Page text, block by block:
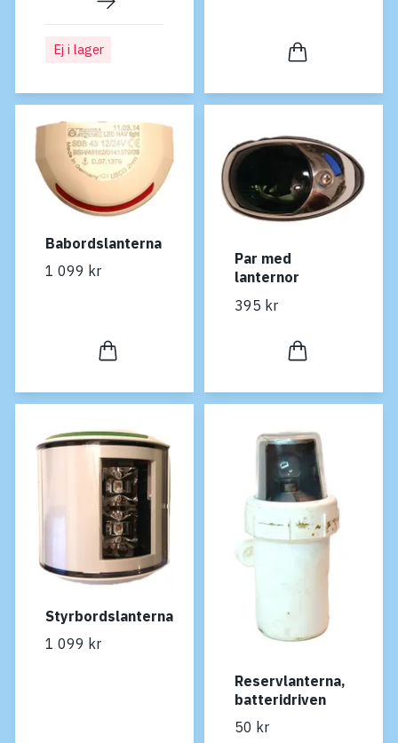
Ej i lager
Babordslanterna
1 099 kr
Par med
lanternor
395 kr
Styrbordslanterna
1 099 kr
Reservlanterna,
batteridriven
50 kr